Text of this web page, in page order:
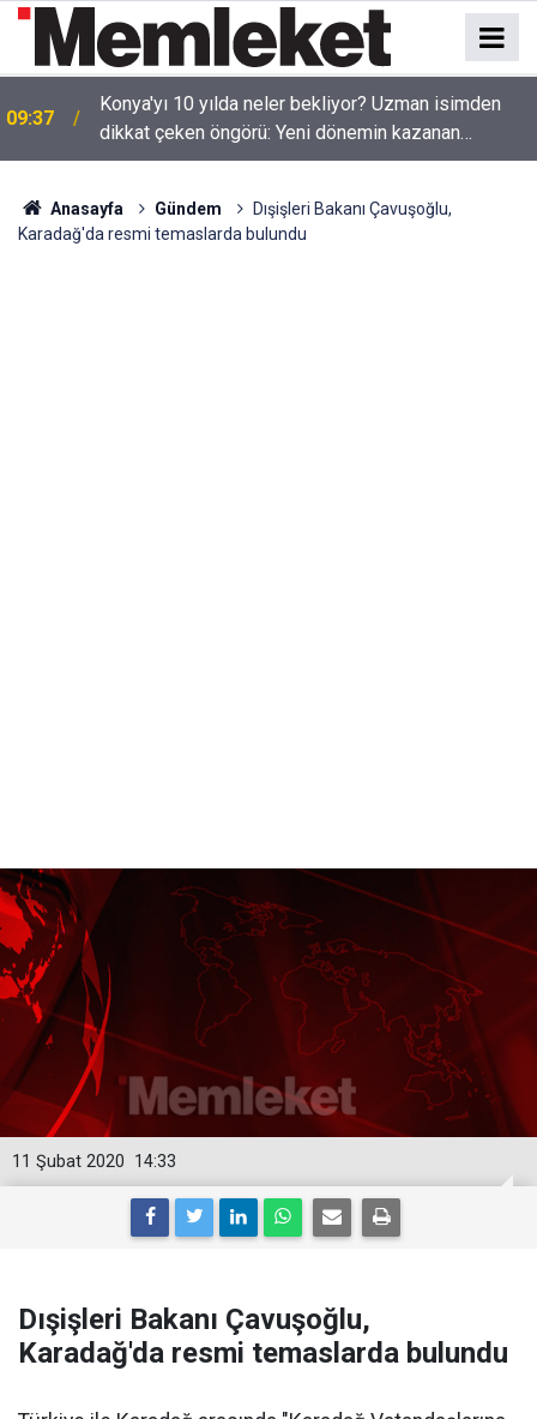
09:37
Konya'yı 10 yılda neler bekliyor? Uzman isimden
dikkat çeken öngörü: Yeni dönemin kazanan
şehirlerinden biri olabilir
Anasayfa Gündem
Dışişleri Bakanı Çavuşoğlu,
Karadağ'da resmi temaslarda bulundu
14:33
11 Şubat 2020
Dışişleri Bakanı Çavuşoğlu,
Karadağ'da resmi temaslarda bulundu